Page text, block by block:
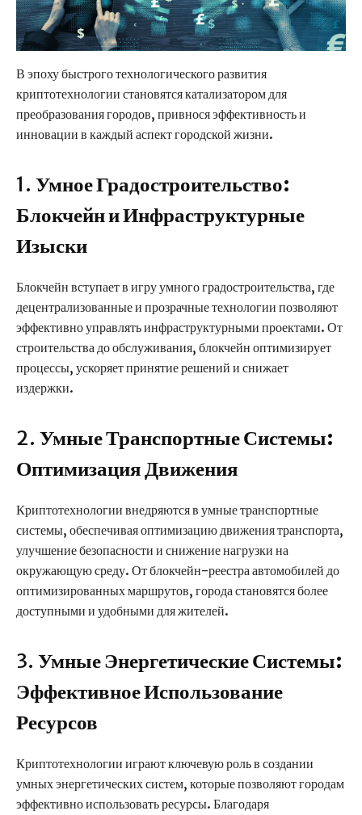
В эпоху быстрого технологического развития
криптотехнологии становятся катализатором для
преобразования городов, привнося эффективность и
инновации в каждый аспект городской жизни.
1. Умное Градостроительство:
Блокчейн и Инфраструктурные
Изыски
Блокчейн вступает в игру умного градостроительства, где
децентрализованные и прозрачные технологии позволяют
эффективно управлять инфраструктурными проектами. От
строительства до обслуживания, блокчейн оптимизирует
процессы, ускоряет принятие решений и снижает
издержки.
2. Умные Транспортные Системы:
Оптимизация Движения
Криптотехнологии внедряются в умные транспортные
системы, обеспечивая оптимизацию движения транспорта,
улучшение безопасности и снижение нагрузки на
окружающую среду. От блокчейн-реестра автомобилей до
оптимизированных маршрутов, города становятся более
доступными и удобными для жителей.
3. Умные Энергетические Системы:
Эффективное Использование
Ресурсов
Криптотехнологии играют ключевую роль в создании
умных энергетических систем, которые позволяют городам
эффективно использовать ресурсы. Благодаря